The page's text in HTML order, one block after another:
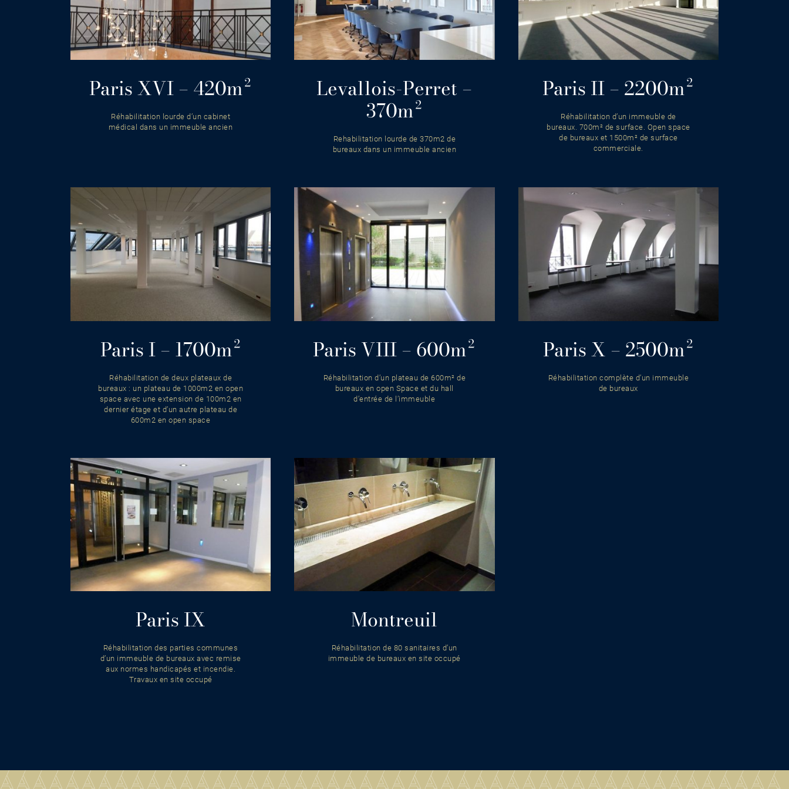
Paris XVI – 420m²
Réhabilitation lourde d’un cabinet
médical dans un immeuble ancien
Levallois-Perret –
370m²
Rehabilitation lourde de 370m2 de
bureaux dans un immeuble ancien
Paris II – 2200m²
Réhabilitation d’un immeuble de
bureaux. 700m² de surface. Open space
de bureaux et 1500m² de surface
commerciale.
Paris I – 1700m²
Réhabilitation de deux plateaux de
bureaux : un plateau de 1000m2 en open
space avec une extension de 100m2 en
dernier étage et d’un autre plateau de
600m2 en open space
Paris VIII – 600m²
Réhabilitation d’un plateau de 600m² de
bureaux en open Space et du hall
d’entrée de l’immeuble
Paris X – 2500m²
Réhabilitation complète d’un immeuble
de bureaux
Paris IX
Réhabilitation des parties communes
d’un immeuble de bureaux avec remise
aux normes handicapés et incendie.
Travaux en site occupé
Montreuil
Réhabilitation de 80 sanitaires d’un
immeuble de bureaux en site occupé